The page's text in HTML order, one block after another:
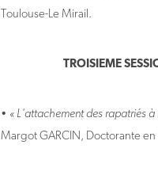
Toulouse-Le Mirail.
TROISIEME
• « L'attachement des rapatriés à
Margot GARCIN, Doctorante